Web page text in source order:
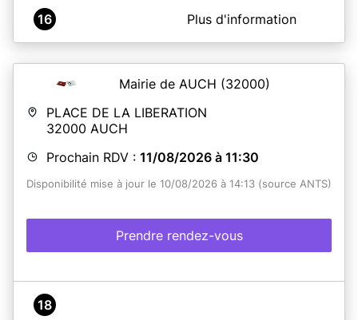
A propos de Mairie de FOULAYRONNES
d'identité et vos passeports.
Pour optimiser le gain de temps, rendez-vous sur le site
de l'ANTS (https://ants.gouv.fr/) et faites votre pré-
demande en ligne.
N’oubliez pas le jour du rendez-vous, de vous munir du
numéro de pré-demande délivré à la fin de votre
La mairie dispose désormais d'un photomaton agrée
Pour toute demande concernant les enfants mineurs,
Le retrait de titre se fait sans rendez-vous.
16 Plus d'information
Mairie de AUCH (32000)
PLACE DE LA LIBERATION
32000 AUCH
Prochain RDV : 11/08/2026 à 11:30
Disponibilité mise à jour le 10/08/2026 à 14:13 (source ANTS)
Prendre rendez-vous
18